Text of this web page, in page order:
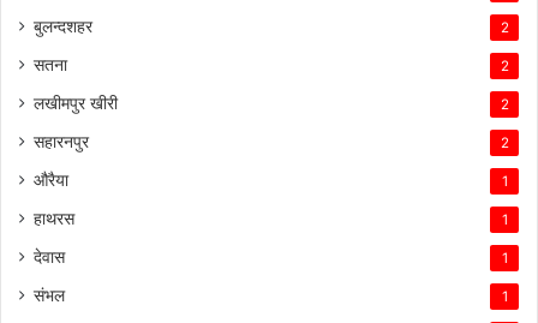
बुलन्दशहर 2
सतना 2
लखीमपुर खीरी 2
सहारनपुर 2
औरैया 1
हाथरस 1
देवास 1
संभल 1